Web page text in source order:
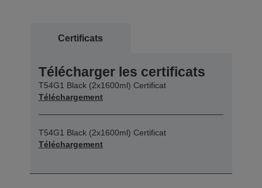
Certificats
Télécharger les certificats
T54G1 Black (2x1600ml) Certificat
Téléchargement
T54G1 Black (2x1600ml) Certificat
Téléchargement